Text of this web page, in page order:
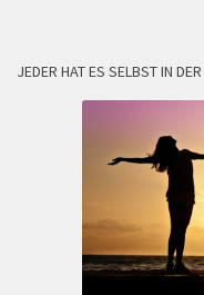
JEDER HAT ES SELBST IN